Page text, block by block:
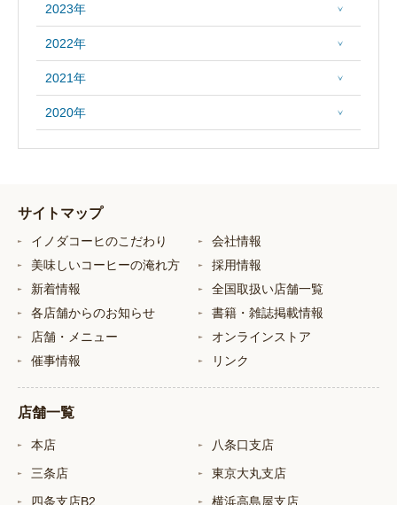
2023年
2022年
2021年
2020年
サイトマップ
イノダコーヒのこだわり
美味しいコーヒーの淹れ方
新着情報
各店舗からのお知らせ
店舗・メニュー
催事情報
会社情報
採用情報
全国取扱い店舗一覧
書籍・雑誌掲載情報
オンラインストア
リンク
店舗一覧
本店
三条店
四条支店B2
八条口支店
東京大丸支店
横浜高島屋支店